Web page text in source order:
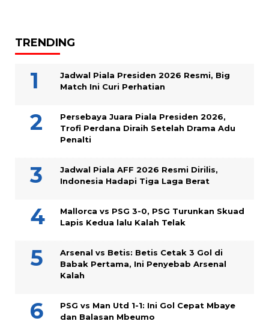
TRENDING
Jadwal Piala Presiden 2026 Resmi, Big
Match Ini Curi Perhatian
Persebaya Juara Piala Presiden 2026,
Trofi Perdana Diraih Setelah Drama Adu
Penalti
Jadwal Piala AFF 2026 Resmi Dirilis,
Indonesia Hadapi Tiga Laga Berat
Mallorca vs PSG 3-0, PSG Turunkan Skuad
Lapis Kedua lalu Kalah Telak
Arsenal vs Betis: Betis Cetak 3 Gol di
Babak Pertama, Ini Penyebab Arsenal
Kalah
PSG vs Man Utd 1-1: Ini Gol Cepat Mbaye
dan Balasan Mbeumo